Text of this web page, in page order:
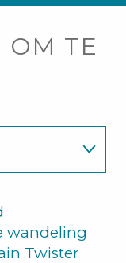
OM TE
wandeling
Twister